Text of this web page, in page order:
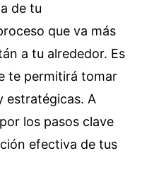
de tu
que va más
a tu alrededor. Es
te permitirá tomar
estratégicas. A
los pasos clave
efectiva de tus